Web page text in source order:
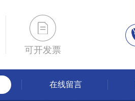
可开发票
在线留言